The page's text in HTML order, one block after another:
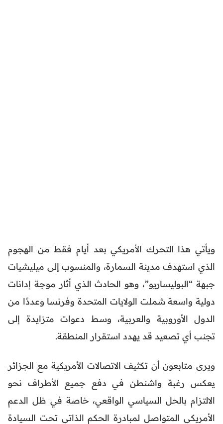
ويأتي هذا التحرك الأمريكي بعد أيام فقط من الهجوم
الذي استهدف مدينة السمارة، والمنسوب إلى ميليشيات
جبهة “البوليساريو”، وهو الحادث الذي أثار موجة إدانات
دولية واسعة شملت الولايات المتحدة وفرنسا وعددًا من
الدول الأوروبية والعربية، وسط دعوات متزايدة إلى
تجنب أي تصعيد قد يهدد استقرار المنطقة.
ويرى متابعون أن تكثيف الاتصالات الأمريكية مع الجزائر
يعكس رغبة واشنطن في دفع جميع الأطراف نحو
الالتزام بالحل السياسي الواقعي، خاصة في ظل الدعم
الأمريكي المتواصل لمبادرة الحكم الذاتي تحت السيادة